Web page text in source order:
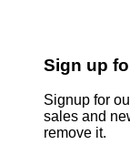
Sign up
Signup for
sales and
remove it.